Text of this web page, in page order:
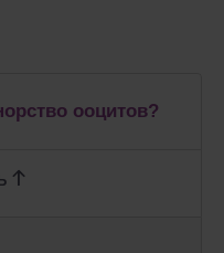
ооцитов?